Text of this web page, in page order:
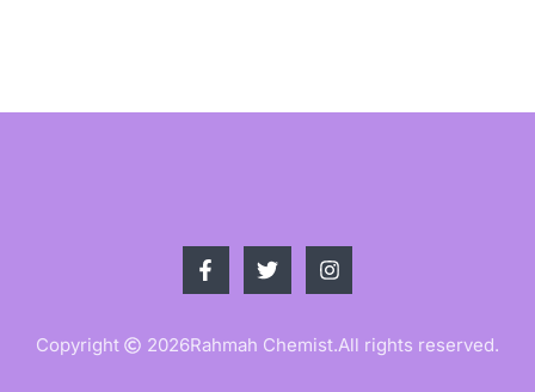
Copyright 2026Rahmah Chemist.All rights reserved.